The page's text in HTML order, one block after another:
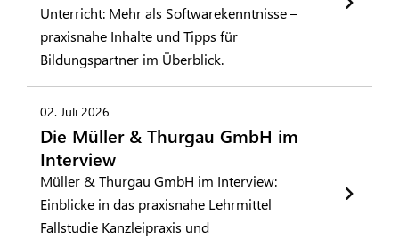
Unterricht: Mehr als Softwarekenntnisse –
praxisnahe Inhalte und Tipps für
Bildungspartner im Überblick.
02. Juli 2026
Die Müller & Thurgau GmbH im
Interview
Müller & Thurgau GmbH im Interview:
Einblicke in das praxisnahe Lehrmittel
Fallstudie Kanzleipraxis und